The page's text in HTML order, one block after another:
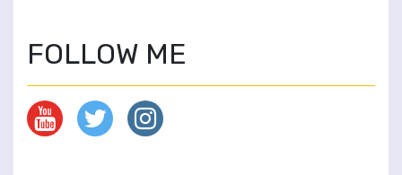
FOLLOW ME